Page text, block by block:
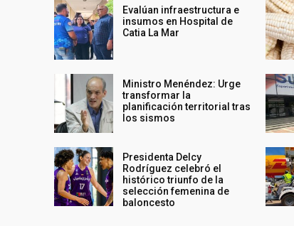
Evalúan infraestructura e
insumos en Hospital de
Catia La Mar
Ministro Menéndez: Urge
transformar la
planificación territorial tras
los sismos
Presidenta Delcy
Rodríguez celebró el
histórico triunfo de la
selección femenina de
baloncesto